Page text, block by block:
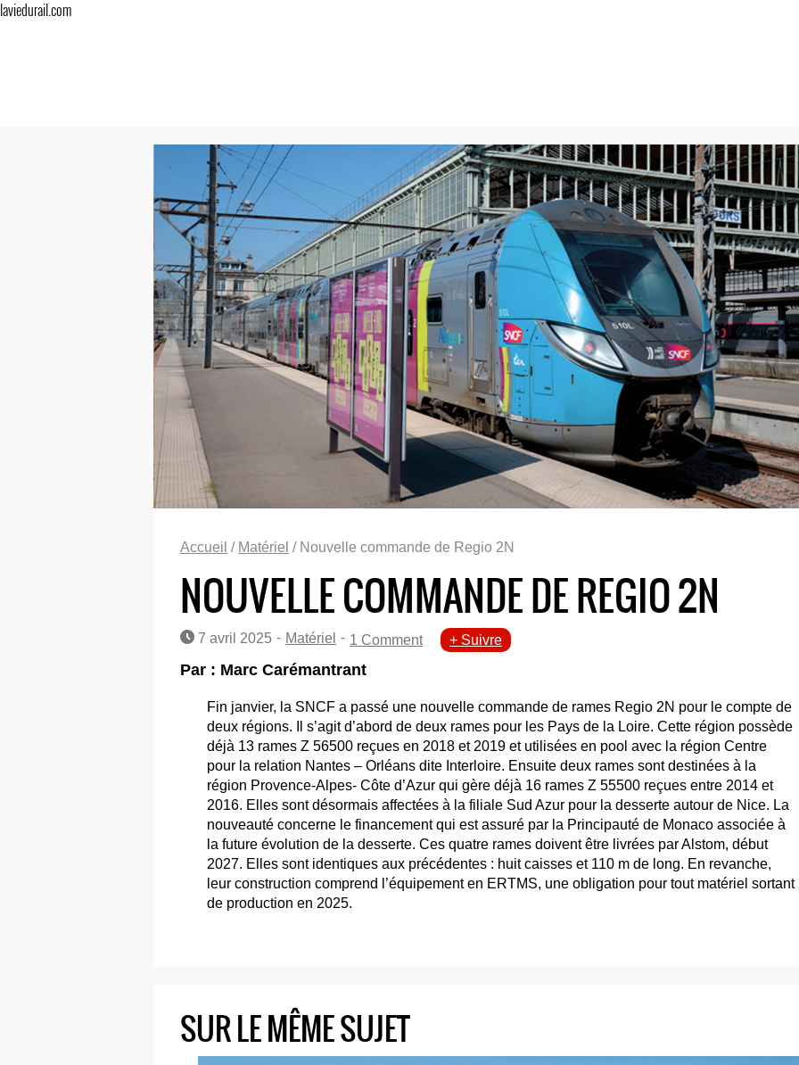
laviedurail.com
Accueil / Matériel / Nouvelle commande de Regio 2N
NOUVELLE COMMANDE DE REGIO 2N
7 avril 2025 - Matériel - 1 Comment + Suivre
Par : Marc Carémantrant
Fin janvier, la SNCF a passé une nouvelle commande de rames Regio 2N pour le compte de
deux régions. Il s’agit d’abord de deux rames pour les Pays de la Loire. Cette région possède
déjà 13 rames Z 56500 reçues en 2018 et 2019 et utilisées en pool avec la région Centre
pour la relation Nantes – Orléans dite Interloire. Ensuite deux rames sont destinées à la
région Provence-Alpes- Côte d’Azur qui gère déjà 16 rames Z 55500 reçues entre 2014 et
2016. Elles sont désormais affectées à la filiale Sud Azur pour la desserte autour de Nice. La
nouveauté concerne le financement qui est assuré par la Principauté de Monaco associée à
la future évolution de la desserte. Ces quatre rames doivent être livrées par Alstom, début
2027. Elles sont identiques aux précédentes : huit caisses et 110 m de long. En revanche,
leur construction comprend l’équipement en ERTMS, une obligation pour tout matériel sortant
de production en 2025.
SUR LE MÊME SUJET